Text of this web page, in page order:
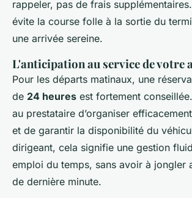
rappeler, pas de frais
évite la course folle à la sortie du
une arrivée sereine.
L'anticipation au service de votre
Pour les départs matinaux, une
de 24 heures est fortement
au prestataire d’organiser
et de garantir la disponibilité du
dirigeant, cela signifie une gestion
emploi du temps, sans avoir à jongler
de dernière minute.